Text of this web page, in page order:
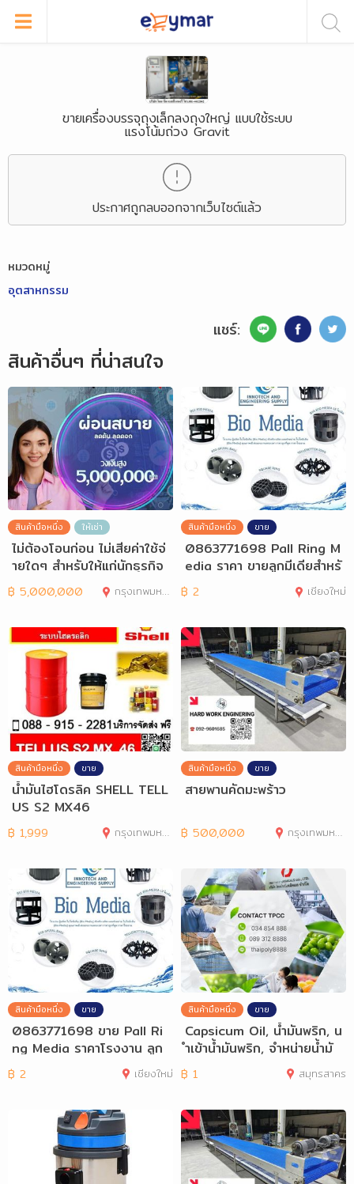
ขายเครื่องบรรจุถุงเล็กลงถุงใหญ่ แบบใช้ระบบ
แรงโน้มถ่วง Gravit
ประกาศถูกลบออกจากเว็บไซต์แล้ว
หมวดหมู่
อุตสาหกรรม
แชร์:
สินค้าอื่นๆ ที่น่าสนใจ
สินค้ามือหนึ่ง ให้เช่า
ไม่ต้องโอนก่อน ไม่เสียค่าใช้จ่
ายใดๆ สำหรับให้แก่นักธุรกิจ
และ
฿ 5,000,000 กรุงเทพมหานคร
สินค้ามือหนึ่ง ขาย
0863771698 Pall Ring M
edia ราคา ขายลูกมีเดียสำหรั
บระบบบำบัด
฿ 2 เชียงใหม่
สินค้ามือหนึ่ง ขาย
น้ำมันไฮโดรลิค SHELL TELL
US S2 MX46
฿ 1,999 กรุงเทพมหานคร
สินค้ามือหนึ่ง ขาย
สายพานคัดมะพร้าว
฿ 500,000 กรุงเทพมหานคร
สินค้ามือหนึ่ง ขาย
0863771698 ขาย Pall Ri
ng Media ราคาโรงงาน ลูก
มีเดียบำบัดน้
฿ 2 เชียงใหม่
สินค้ามือหนึ่ง ขาย
Capsicum Oil, น้ำมันพริก, น
ำเข้าน้ำมันพริก, จำหน่ายน้ำมั
นพริ
฿ 1 สมุทรสาคร